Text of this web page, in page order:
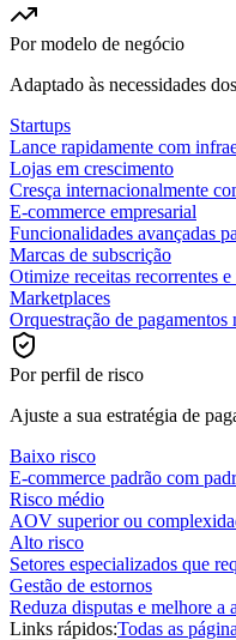
Por modelo de negócio
Adaptado às necessidades
Startups
Lance rapidamente com
Lojas em crescimento
Cresça internacionalmente
E-commerce empresarial
Funcionalidades avançadas
Marcas de subscrição
Otimize receitas recorrentes e
Marketplaces
Orquestração de
Por perfil de risco
Ajuste a sua estratégia de
Baixo risco
E-commerce padrão com
Risco médio
AOV superior ou
Alto risco
Setores especializados que
Gestão de estornos
Reduza disputas e melhore a
Links rápidos:Todas as